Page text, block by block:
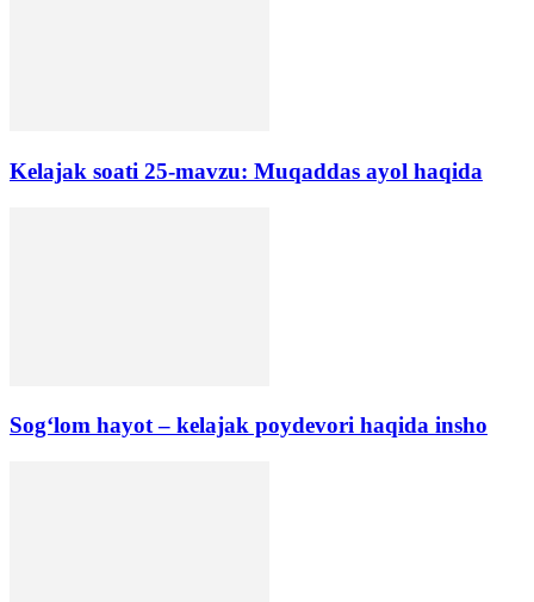
Kelajak soati 25-mavzu: Muqaddas ayol haqida
Sog‘lom hayot – kelajak poydevori haqida insho